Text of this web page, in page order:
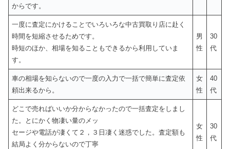
からです。
一度に査定にかけることでいろいろな中古買取り店に赴く
時間を短縮させるためです。
時短のほか、相場を知ることもできるから利用していま
す。
男
性
30
代
車の相場を知らないので一度の入力で一括で簡単に査定依
頼出来るから。
女
性
40
代
どこで売ればいいか分からなかったので一括査定をしまし
た。とにかく物凄い量のメッ
セージや電話が凄くて２，３日凄く迷惑でした。査定額も
結局よく分からないので丁寧
女
性
30
代